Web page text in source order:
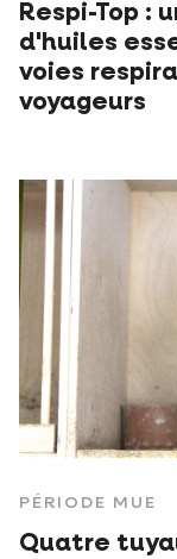
Respi-Top :
d'huiles
voies
voyageurs
PÉRIODE MUE
Quatre